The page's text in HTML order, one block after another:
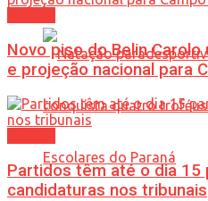
Novo piso do Belin
e projeção nacional para
Partidos têm até o dia 15
candidaturas nos tribunais